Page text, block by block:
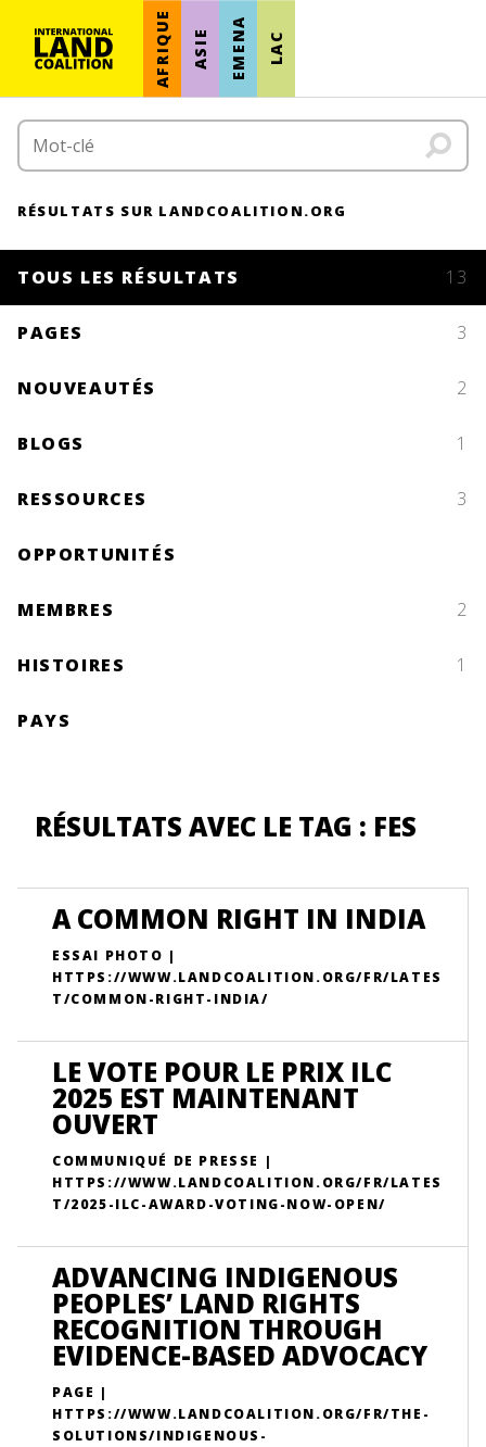
AFRIQUE ASIE EMENA LAC
RÉSULTATS SUR LANDCOALITION.ORG
TOUS LES RÉSULTATS 13
PAGES 3
NOUVEAUTÉS 2
BLOGS 1
RESSOURCES 3
OPPORTUNITÉS
MEMBRES 2
HISTOIRES 1
PAYS
RÉSULTATS AVEC LE TAG : FES
A COMMON RIGHT IN INDIA
ESSAI PHOTO |
HTTPS://WWW.LANDCOALITION.ORG/FR/LATES
T/COMMON-RIGHT-INDIA/
LE VOTE POUR LE PRIX ILC
2025 EST MAINTENANT
OUVERT
COMMUNIQUÉ DE PRESSE |
HTTPS://WWW.LANDCOALITION.ORG/FR/LATES
T/2025-ILC-AWARD-VOTING-NOW-OPEN/
ADVANCING INDIGENOUS
PEOPLES’ LAND RIGHTS
RECOGNITION THROUGH
EVIDENCE-BASED ADVOCACY
PAGE |
HTTPS://WWW.LANDCOALITION.ORG/FR/THE-
SOLUTIONS/INDIGENOUS-